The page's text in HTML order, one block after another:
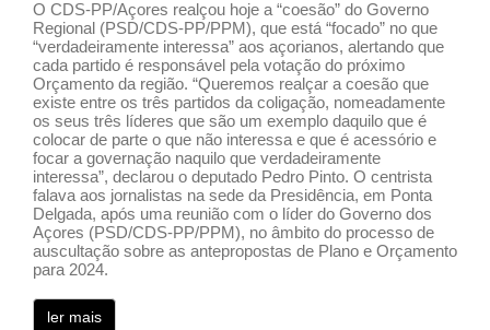
O CDS-PP/Açores realçou hoje a “coesão” do Governo
Regional (PSD/CDS-PP/PPM), que está “focado” no que
“verdadeiramente interessa” aos açorianos, alertando que
cada partido é responsável pela votação do próximo
Orçamento da região. “Queremos realçar a coesão que
existe entre os três partidos da coligação, nomeadamente
os seus três líderes que são um exemplo daquilo que é
colocar de parte o que não interessa e que é acessório e
focar a governação naquilo que verdadeiramente
interessa”, declarou o deputado Pedro Pinto. O centrista
falava aos jornalistas na sede da Presidência, em Ponta
Delgada, após uma reunião com o líder do Governo dos
Açores (PSD/CDS-PP/PPM), no âmbito do processo de
auscultação sobre as antepropostas de Plano e Orçamento
para 2024.
ler mais